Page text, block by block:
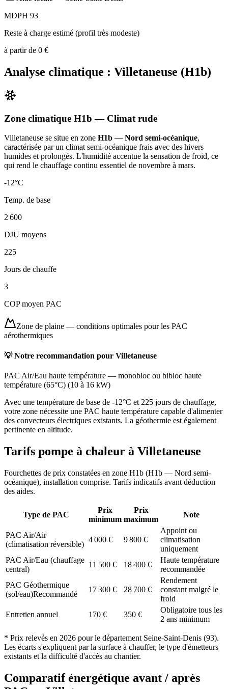
MDPH 93
Reste à charge estimé (profil très modeste)
à partir de 0 €
Analyse climatique : Villetaneuse (H1b)
Zone climatique H1b — Climat rude
Villetaneuse se situe en zone H1b — Nord semi-océanique,
caractérisée par un climat semi-océanique frais avec des hivers
humides et prolongés. L'humidité accentue la sensation de froid, ce
qui rend le chauffage continu essentiel de novembre à mars.
-12°C
Temp. de base
2 600
DJU moyens
225
Jours de chauffe
3
COP moyen PAC
Zone de plaine — conditions optimales pour les PAC
aérothermiques
💡 Notre recommandation pour Villetaneuse
PAC Air/Eau haute température — monobloc ou bibloc haute
température (65°C) (10 à 16 kW)
Avec une température de base de -12°C et 225 jours de chauffage,
votre zone nécessite une PAC haute température capable d'alimenter
des convecteurs électriques existants. La géothermie est également
pertinente en altitude.
Tarifs pompe à chaleur à Villetaneuse
Fourchettes de prix constatées en zone H1b (H1b — Nord semi-
océanique), installation comprise. Tarifs indicatifs avant déduction
des aides.
Type de PAC
Prix
minimum
Prix
maximum
Note
PAC Air/Air
(climatisation réversible)
4 000 € 9 800 €
Appoint ou
climatisation
uniquement
PAC Air/Eau (chauffage
central)
11 500 € 18 400 €
Haute température
recommandée
PAC Géothermique
(sol/eau)Recommandé
17 300 € 28 700 €
Rendement
constant malgré le
froid
Entretien annuel
170 € 350 €
Obligatoire tous les
2 ans minimum
* Prix relevés en 2026 pour le département Seine-Saint-Denis (93).
Les écarts s'expliquent par la surface à chauffer, le type d'émetteurs
existants et la difficulté d'accès au chantier.
Comparatif énergétique avant / après